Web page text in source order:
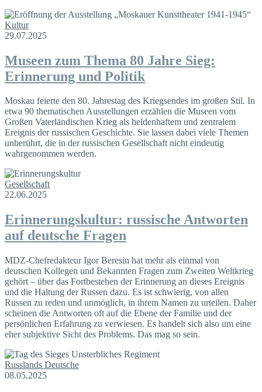
Kultur
29.07.2025
Museen zum Thema 80 Jahre Sieg:
Erinnerung und Politik
Moskau feierte den 80. Jahrestag des Kriegsendes im großen Stil. In
etwa 90 thematischen Ausstellungen erzählen die Museen vom
Großen Vaterländischen Krieg als heldenhaftem und zentralem
Ereignis der russischen Geschichte. Sie lassen dabei viele Themen
unberührt, die in der russischen Gesellschaft nicht eindeutig
wahrgenommen werden.
Gesellschaft
22.06.2025
Erinnerungskultur: russische Antworten
auf deutsche Fragen
MDZ-Chefredakteur Igor Beresin hat mehr als einmal von
deutschen Kollegen und Bekannten Fragen zum Zweiten Weltkrieg
gehört – über das Fortbestehen der Erinnerung an dieses Ereignis
und die Haltung der Russen dazu. Es ist schwierig, von allen
Russen zu reden und unmöglich, in ihrem Namen zu urteilen. Daher
scheinen die Antworten oft auf die Ebene der Familie und der
persönlichen Erfahrung zu verwiesen. Es handelt sich also um eine
eher subjektive Sicht des Problems. Das mag so sein.
Russlands Deutsche
08.05.2025